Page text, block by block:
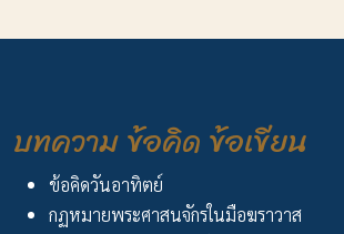
บทความ ข้อคิด ข้อเขียน
ข้อคิดวันอาทิตย์
กฏหมายพระศาสนจักรในมือฆราวาส